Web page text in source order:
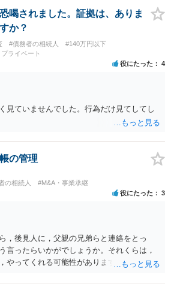
喝されました。証拠は、ありま
か？
#債務者の相続人
#140万円以下
ライベート
役にたった 4
見ていませんでした。行為だけ見てしてし
の管理
の相続人 #M&A・事業承継
役にたった 3
，後見人に，父親の兄弟らと連絡をとっ
言ったらいかがでしょうか。それくらは，
やってくれる可能性があります。 ただ，通